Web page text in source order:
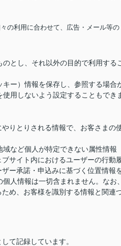
の利用に合わせて、広告・メール等の
とし、それ以外の目的で利用する
ー）情報を保存し、参照する場合
用しないよう設定することもでき
りとりされる情報で、お客さまの
など個人が特定できない属性情報
サイト内におけるユーザーの行動
ー承諾・申込みに基づく位置情報
人情報は一切含まれません。なお
め、お客様を識別する情報と関連
て記録しています。